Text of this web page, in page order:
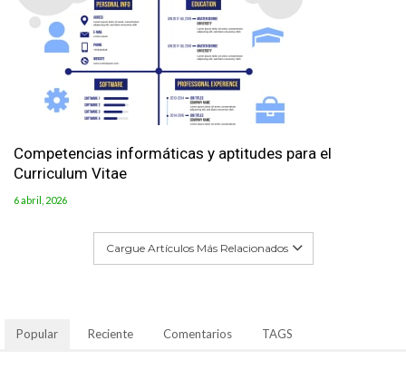
Competencias informáticas y aptitudes para el
Curriculum Vitae
6 abril, 2026
Cargue Artículos Más Relacionados
Popular Reciente Comentarios TAGS